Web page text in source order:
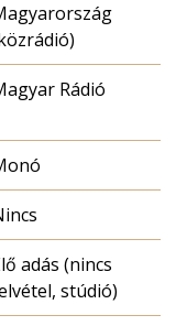
Rádió
adás (nincs
stúdió)